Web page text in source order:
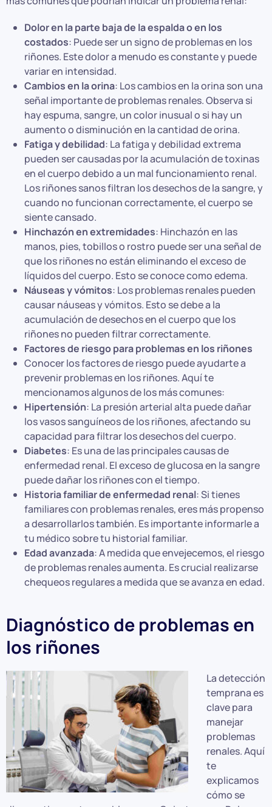
Dolor en la parte baja de la espalda o en los
costados: Puede ser un signo de problemas en los
riñones. Este dolor a menudo es constante y puede
variar en intensidad.
Cambios en la orina: Los cambios en la orina son una
señal importante de problemas renales. Observa si
hay espuma, sangre, un color inusual o si hay un
aumento o disminución en la cantidad de orina.
Fatiga y debilidad: La fatiga y debilidad extrema
pueden ser causadas por la acumulación de toxinas
en el cuerpo debido a un mal funcionamiento renal.
Los riñones sanos filtran los desechos de la sangre, y
cuando no funcionan correctamente, el cuerpo se
siente cansado.
Hinchazón en extremidades: Hinchazón en las
manos, pies, tobillos o rostro puede ser una señal de
que los riñones no están eliminando el exceso de
líquidos del cuerpo. Esto se conoce como edema.
Náuseas y vómitos: Los problemas renales pueden
causar náuseas y vómitos. Esto se debe a la
acumulación de desechos en el cuerpo que los
riñones no pueden filtrar correctamente.
Factores de riesgo para problemas en los riñones
Conocer los factores de riesgo puede ayudarte a
prevenir problemas en los riñones. Aquí te
mencionamos algunos de los más comunes:
Hipertensión: La presión arterial alta puede dañar
los vasos sanguíneos de los riñones, afectando su
capacidad para filtrar los desechos del cuerpo.
Diabetes: Es una de las principales causas de
enfermedad renal. El exceso de glucosa en la sangre
puede dañar los riñones con el tiempo.
Historia familiar de enfermedad renal: Si tienes
familiares con problemas renales, eres más propenso
a desarrollarlos también. Es importante informarle a
tu médico sobre tu historial familiar.
Edad avanzada: A medida que envejecemos, el riesgo
de problemas renales aumenta. Es crucial realizarse
chequeos regulares a medida que se avanza en edad.
Diagnóstico de problemas en
los riñones
La detección
temprana es
clave para
manejar
problemas
renales. Aquí
te
explicamos
cómo se